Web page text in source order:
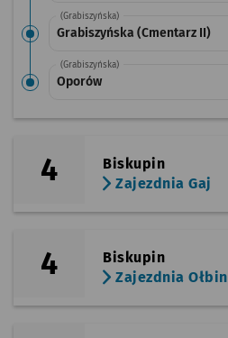
(Grabiszyńska)
Grabiszyńska (Cmentarz II)
(Grabiszyńska)
Oporów
4
Biskupin
Zajezdnia Gaj
4
Biskupin
Zajezdnia Ołbin